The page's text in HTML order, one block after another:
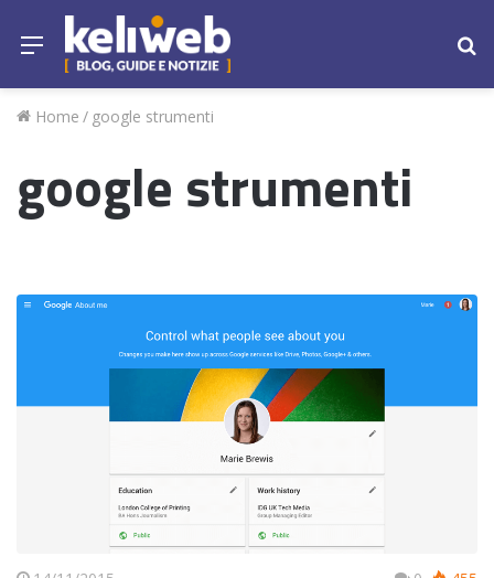
Menu
Home / google strumenti
google strumenti